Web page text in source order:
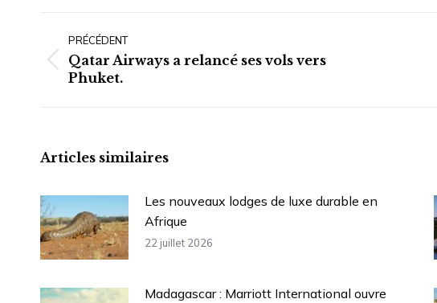
articlePRÉCÉDENT
Article
précédent
Qatar Airways a relancé ses vols vers
Phuket.
Articles similaires
Les nouveaux lodges de luxe durable en
Afrique
22 juillet 2026
Madagascar : Marriott International ouvre